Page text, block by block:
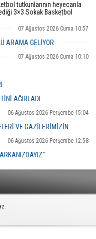
tutkunlarının heyecanla
3×3 Sokak Basketbol
Etkinlik Alanı’nda
07 Ağustos 2026 Cuma 10:57
ARAMA GELİYOR
07 Ağustos 2026 Cuma 10:18
07 Ağustos 2026 Cuma 10:10
06 Ağustos 2026 Perşembe 18:26
AĞIRLADI
06 Ağustos 2026 Perşembe 17:56
06 Ağustos 2026 Perşembe 15:04
VE GAZİLERİMİZİN
06 Ağustos 2026 Perşembe 12:58